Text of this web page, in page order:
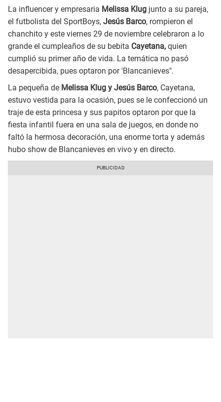
La influencer y empresaria Melissa Klug junto a su pareja,
el futbolista del SportBoys, Jesús Barco, rompieron el
chanchito y este viernes 29 de noviembre celebraron a lo
grande el cumpleaños de su bebita Cayetana, quien
cumplió su primer año de vida. La temática no pasó
desapercibida, pues optaron por 'Blancanieves".
La pequeña de Melissa Klug y Jesús Barco, Cayetana,
estuvo vestida para la ocasión, pues se le confeccionó un
traje de esta princesa y sus papitos optaron por que la
fiesta infantil fuera en una sala de juegos, en donde no
faltó la hermosa decoración, una enorme torta y además
hubo show de Blancanieves en vivo y en directo.